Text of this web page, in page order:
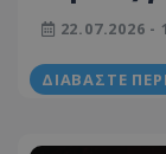
με την
22.07.2026 -
ΔΙΑΒΆΣΤΕ